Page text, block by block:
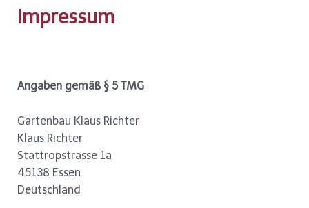
Impressum
Angaben gemäß § 5 TMG
Gartenbau Klaus Richter
Klaus Richter
Stattropstrasse 1a
45138 Essen
Deutschland